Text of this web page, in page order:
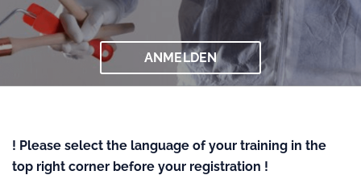
ANMELDEN
! Please select the language of your training in the
top right corner before your registration !